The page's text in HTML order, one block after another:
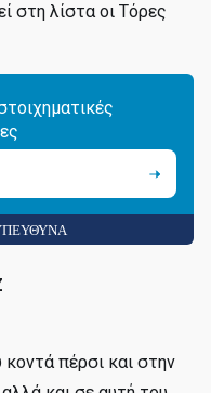
στη λίστα οι Τόρες
πέρσι και στην